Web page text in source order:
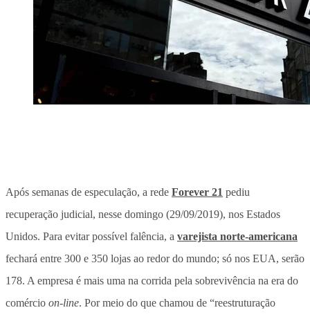
Após semanas de especulação, a rede Forever 21 pediu
recuperação judicial, nesse domingo (29/09/2019), nos Estados
Unidos. Para evitar possível falência, a varejista norte-americana
fechará entre 300 e 350 lojas ao redor do mundo; só nos EUA, serão
178. A empresa é mais uma na corrida pela sobrevivência na era do
comércio on-line. Por meio do que chamou de “reestruturação